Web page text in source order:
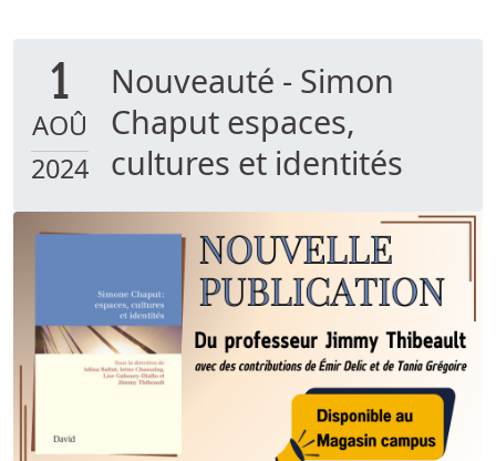
1
AOÛ
2024
Nouveauté - Simon
Chaput espaces,
cultures et identités